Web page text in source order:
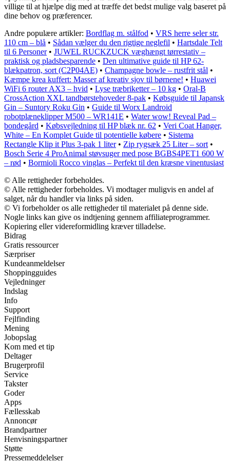
villige til at hjælpe dig med at træffe det bedst mulige valg baseret på
dine behov og præferencer.
Andre populære artikler: Bordflag m. stålfod • VRS herre seler str.
110 cm – blå • Sådan vælger du den rigtige neglefil • Hartsdale Telt
til 6 Personer• JUWEL RUCKZUCK væghængt tørrestativ –
praktisk og pladsbesparende • Den ultimative guide til HP 62-
blækpatron, sort (C2P04AE) • Champagne bowle – rustfrit stål •
Kæmpe krea kuffert: Masser af kreativ sjov til børnene! • Huawei
WiFi 6 router AX3 – hvid • Lyse træbriketter – 10 kg • Oral-B
CrossAction XXL tandbørstehoveder 8-pak • Købsguide til Japansk
Gin – Suntory Roku Gin • Guide til Worx Landroid
robotplæneklipper M500 – WR141E • Water wow! Reveal Pad –
bondegård • Købsvejledning til HP blæk nr. 62 • Veri Coat Hanger,
White – En Komplet Guide til potentielle købere • Sistema
Rectangle Klip it Plus 3-pak 1 liter• Zip rygsæk 25 Liter – sort •
Bosch Serie 4 ProAnimal støvsuger med pose BGBS4PET1 600 W
– rød • Bormioli Rocco vinglas – Perfekt til den kræsne vinentusiast
© Alle rettigheder forbeholdes.
© Alle rettigheder forbeholdes. Vi modtager muligvis en andel af
salget, når du handler via links på siden.
© Vi forbeholder os alle rettigheder til materialet på denne side.
Nogle links kan give os indtjening gennem affiliateprogrammer.
Kopiering eller videreformidling kræver tilladelse.
Bidrag
Gratis ressourcer
Særpriser
Kundeanmeldelser
Shoppingguides
Vejledninger
Indslag
Info
Support
Fejlfinding
Mening
Jobopslag
Kom med et tip
Deltager
Brugerprofil
Service
Takster
Goder
Apps
Fællesskab
Annoncør
Brandpartner
Henvisningspartner
Støtte
Pressemeddelelser